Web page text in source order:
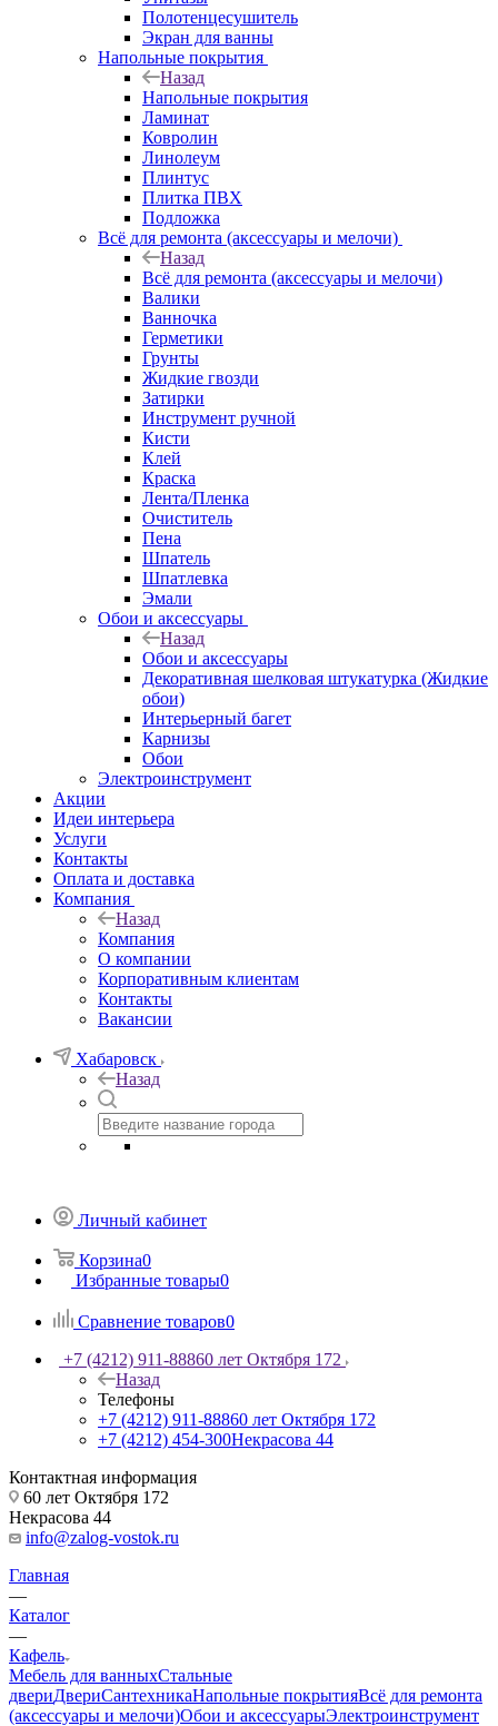
Полотенцесушитель
Экран для ванны
Напольные покрытия
Назад
Напольные покрытия
Ламинат
Ковролин
Линолеум
Плинтус
Плитка ПВХ
Подложка
Всё для ремонта (аксессуары и мелочи)
Назад
Всё для ремонта (аксессуары и мелочи)
Валики
Ванночка
Герметики
Грунты
Жидкие гвозди
Затирки
Инструмент ручной
Кисти
Клей
Краска
Лента/Пленка
Очиститель
Пена
Шпатель
Шпатлевка
Эмали
Обои и аксессуары
Назад
Обои и аксессуары
Декоративная шелковая штукатурка (Жидкие
обои)
Интерьерный багет
Карнизы
Обои
Электроинструмент
Акции
Идеи интерьера
Услуги
Контакты
Оплата и доставка
Компания
Назад
Компания
О компании
Корпоративным клиентам
Контакты
Вакансии
Хабаровск
Назад
Личный кабинет
Корзина0
Избранные товары0
Сравнение товаров0
+7 (4212) 911-88860 лет Октября 172
Назад
Телефоны
+7 (4212) 911-88860 лет Октября 172
+7 (4212) 454-300Некрасова 44
Контактная информация
60 лет Октября 172
Некрасова 44
info@zalog-vostok.ru
Главная
—
Каталог
—
Кафель
Мебель для ванныхСтальные
двериДвериСантехникаНапольные покрытияВсё для ремонта
(аксессуары и мелочи)Обои и аксессуарыЭлектроинструмент